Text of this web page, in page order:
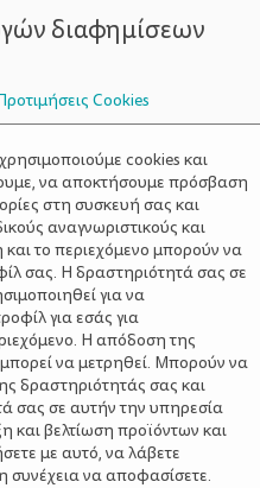
ΣΥΜΒΟΥΛΟΙ
ΕΓΚΎΟΥ
διαφημίσεων
Cookies
cookies και
να αποκτήσουμε πρόσβαση
στη συσκευή σας και
αναγνωριστικούς και
το περιεχόμενο μπορούν να
σας. Η δραστηριότητά σας σε
για να
για εσάς για
Η απόδοση της
να μετρηθεί. Μπορούν να
δραστηριότητάς σας και
σας σε αυτήν την υπηρεσία
και βελτίωση προϊόντων και
με αυτό, να λάβετε
συνέχεια να αποφασίσετε.